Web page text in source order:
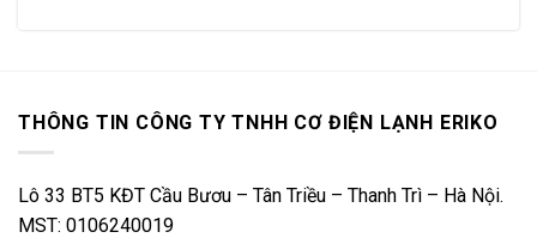
THÔNG TIN CÔNG TY TNHH CƠ ĐIỆN LẠNH ERIKO
Lô 33 BT5 KĐT Cầu Bươu – Tân Triều – Thanh Trì – Hà Nội.
MST: 0106240019